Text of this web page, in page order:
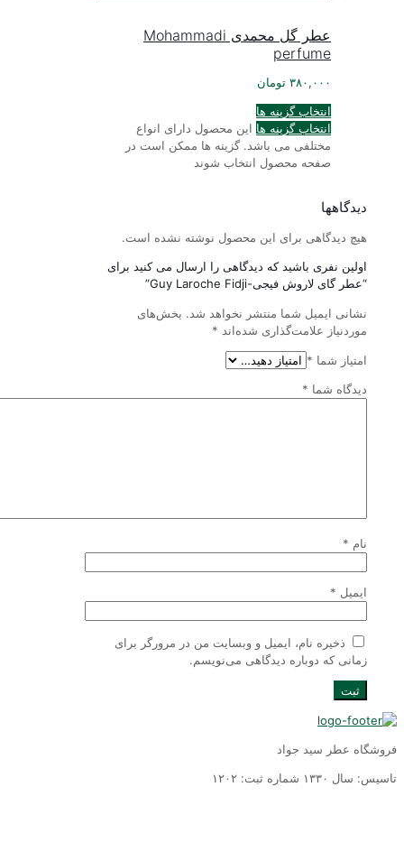
عطر گل محمدی Mohammadi
perfume
۳۸۰,۰۰۰ تومان
انتخاب گزینه ها
انتخاب گزینه ها این محصول دارای انواع
مختلفی می باشد. گزینه ها ممکن است در
صفحه محصول انتخاب شوند
دیدگاهها
هیچ دیدگاهی برای این محصول نوشته نشده است.
اولین نفری باشید که دیدگاهی را ارسال می کنید برای
“عطر گای لاروش فیجی-Guy Laroche Fidji”
نشانی ایمیل شما منتشر نخواهد شد. بخش‌های
موردنیاز علامت‌گذاری شده‌اند*
امتیاز شما*
دیدگاه شما*
نام*
ایمیل *
ذخیره نام، ایمیل و وبسایت من در مرورگر برای
زمانی که دوباره دیدگاهی می‌نویسم.
عطر سید جواد
سال ١٣٣٠ شماره ثبت: ١٢٠٢